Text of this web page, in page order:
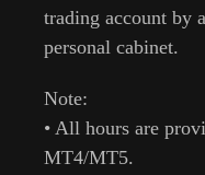
trading account by
personal cabinet.
Note:
• All hours are
MT4/MT5.